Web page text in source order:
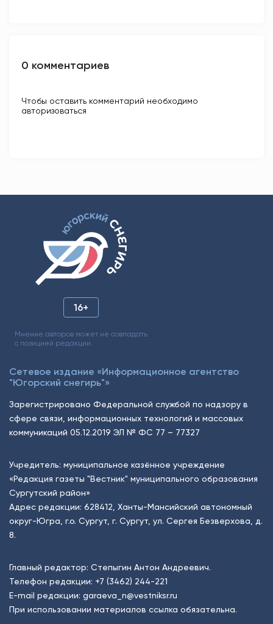
0 комментариев
Чтобы оставить комментарий необходимо
авторизоваться
16+
Мнение авторов может не совпадать
с позицией редакции.
Сетевое издание «Информационное агентство
"Югорский снегирь"»
Зарегистрировано Федеральной службой по надзору в
сфере связи, информационных технологий и массовых
коммуникаций 05.12.2019 ЭЛ № ФС 77 – 77327
Учредитель: муниципальное казённое учреждение
«Редакция газеты "Вестник" муниципального образования
Сургутский район»
Адрес редакции: 628412, Ханты-Мансийский автономный
округ-Югра, г.о. Сургут, г. Сургут, ул. Сергея Безверхова, д.
8.
Главный редактор: Степыгин Антон Андреевич.
Телефон редакции: +7 (3462) 244-221
E-mail редакции: garaeva_n@vestniksr.ru
При использовании материалов ссылка обязательна.